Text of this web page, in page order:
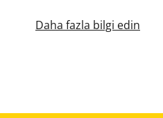
Daha fazla bilgi edin